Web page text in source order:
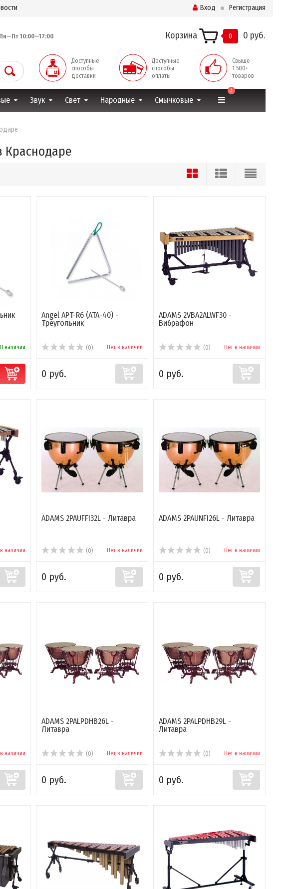
Вход Регистрация
10:00—17:00 Корзина 0 0 руб.
Доступные
способы
доставки
Доступные
способы
оплаты
Свыше
1 500+
товаров
Звук Свет Народные Смычковые
3
Краснодаре
В наличии
Angel APT-R6 (ATA-40) -
Треугольник
(0) Нет в наличии
0 руб.
ADAMS 2VBA2ALWF30 -
Вибрафон
(0) Нет в наличии
0 руб.
наличии
ADAMS 2PAUFFI32L - Литавра
(0) Нет в наличии
0 руб.
ADAMS 2PAUNFI26L - Литавра
(0) Нет в наличии
0 руб.
наличии
ADAMS 2PALPDHB26L -
Литавра
(0) Нет в наличии
0 руб.
ADAMS 2PALPDHB29L -
Литавра
(0) Нет в наличии
0 руб.